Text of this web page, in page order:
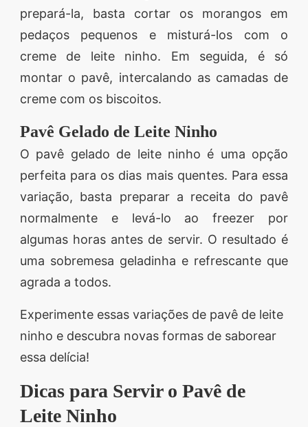
prepará-la, basta cortar os morangos em
pedaços pequenos e misturá-los com o
creme de leite ninho. Em seguida, é só
montar o pavê, intercalando as camadas de
creme com os biscoitos.
Pavê Gelado de Leite Ninho
O pavê gelado de leite ninho é uma opção
perfeita para os dias mais quentes. Para essa
variação, basta preparar a receita do pavê
normalmente e levá-lo ao freezer por
algumas horas antes de servir. O resultado é
uma sobremesa geladinha e refrescante que
agrada a todos.
Experimente essas variações de pavê de leite
ninho e descubra novas formas de saborear
essa delícia!
Dicas para Servir o Pavê de
Leite Ninho